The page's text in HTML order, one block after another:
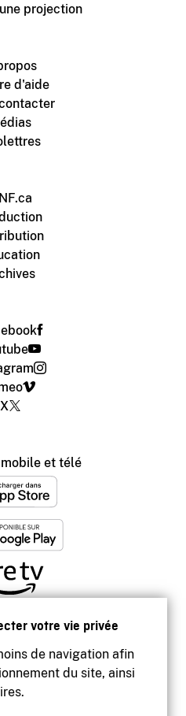
votre vie privée
de navigation afin
du site, ainsi
projection
d'aide
X
et télé